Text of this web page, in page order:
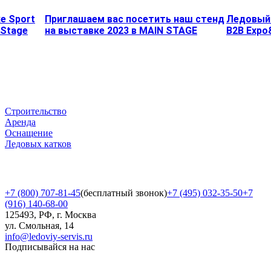
Sport
Приглашаем вас посетить наш стенд
на выставке 2023 в MAIN STAGE
Ледовый
B2B
Строительство
Аренда
Оснащение
Ледовых катков
+7 (800) 707-81-45(бесплатный звонок)+7 (495) 032-35-50+7
(916) 140-68-00
125493, РФ, г. Москва
ул. Смольная, 14
info@ledoviy-servis.ru
Подписывайся на нас